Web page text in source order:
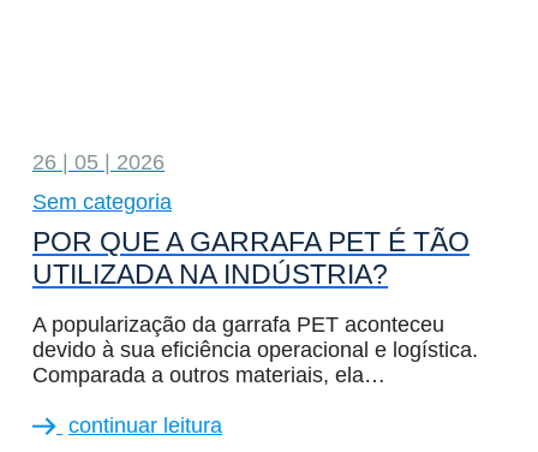
26 | 05 | 2026
Sem categoria
POR QUE A GARRAFA PET É TÃO
UTILIZADA NA INDÚSTRIA?
A popularização da garrafa PET aconteceu
devido à sua eficiência operacional e logística.
Comparada a outros materiais, ela…
continuar leitura